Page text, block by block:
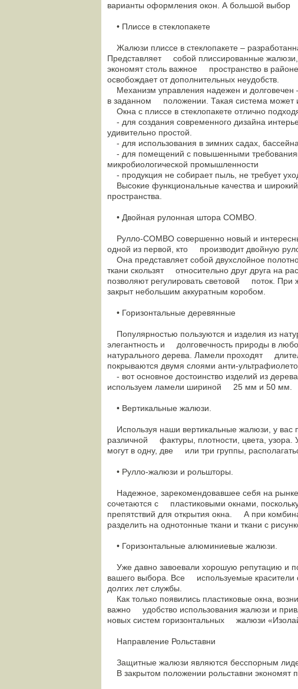
варианты оформления окон. А большой выбор
• Плиссе в стеклопакете
Жалюзи плиссе в стеклопакете –
Представляет собой плиссированные
экономят столь важное пространство в
освобождает от дополнительных неудобств.
Механизм управления надежен и
в заданном положении. Такая система может
Окна с плиссе в стеклопакете отлично
- для создания современного дизайна
удивительно простой.
- для использования в зимних садах,
- для помещений с повышенными
микробиологической промышленности
- продукция не собирает пыль, не требует
Высокие функциональные качества и
пространства.
• Двойная рулонная штора COMBO.
Рулло-СОМВО совершенно новый и
одной из первой, кто производит двойную
Она представляет собой двухслойное
ткани скользят относительно друг друга на
позволяют регулировать световой поток.
закрыт небольшим аккуратным коробом.
• Горизонтальные деревянные
Популярностью пользуются и изделия из
элегантность и долговечность природы в
натурального дерева. Ламели проходят
покрываются двумя слоями анти-
- вот основное достоинство изделий из
используем ламели шириной 25 мм и 50 мм.
• Вертикальные жалюзи.
Используя наши вертикальные жалюзи, у вас
различной фактуры, плотности, цвета, узора.
могут в одну, две или три группы,
• Рулло-жалюзи и рольшторы.
Надежное, зарекомендовавшее себя на
сочетаются с пластиковыми окнами,
препятствий для открытия окна. А при
разделить на однотонные ткани и ткани с
• Горизонтальные алюминиевые жалюзи.
Уже давно завоевали хорошую репутацию и
вашего выбора. Все используемые красители
долгих лет службы.
Как только появились пластиковые окна,
важно удобство использования жалюзи и
новых систем горизонтальных жалюзи
Направление Рольставни
Защитные жалюзи являются бесспорным
В закрытом положении рольставни экономят